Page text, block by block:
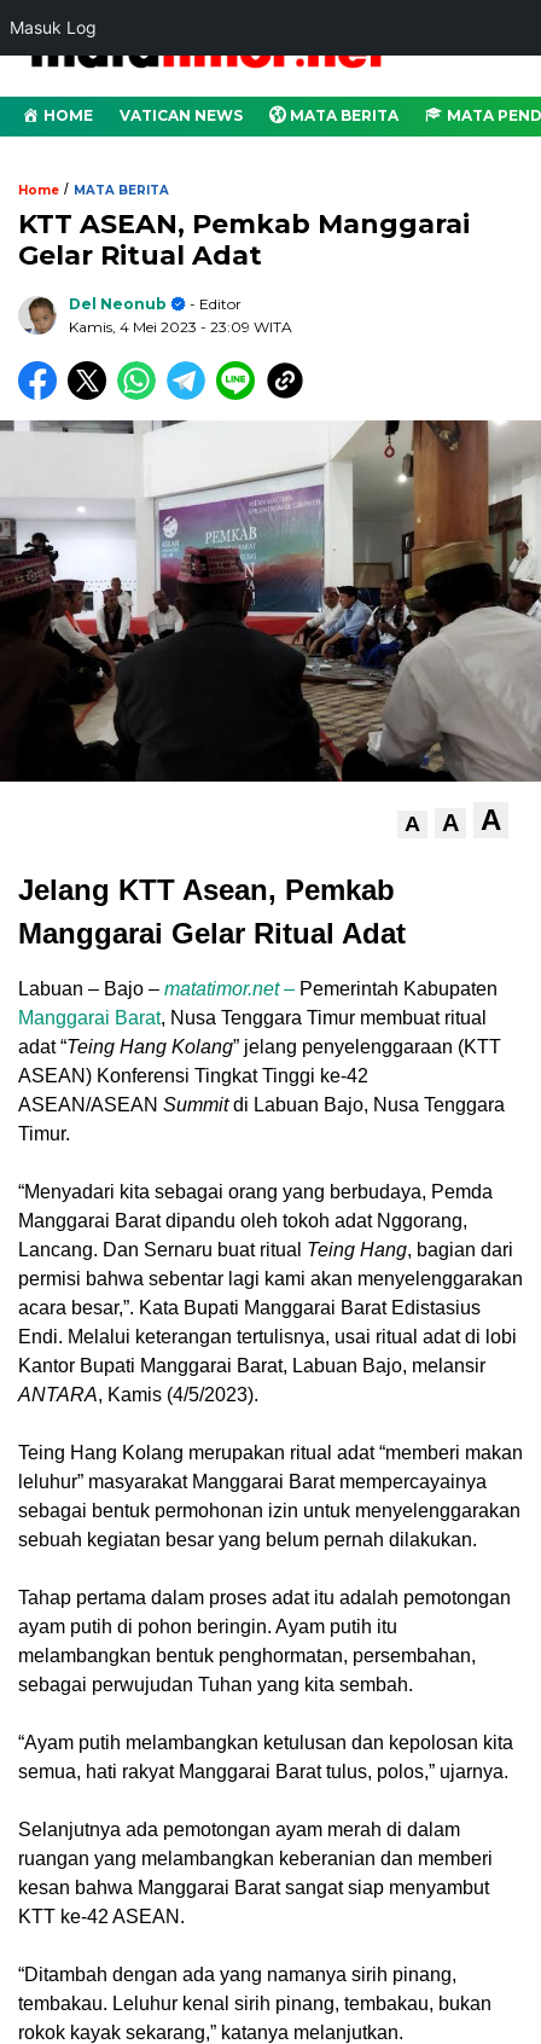
Masuk Log
HOME VATICAN NEWS MATA BERITA MATA
Home / MATA BERITA
KTT ASEAN, Pemkab Manggarai
Gelar Ritual Adat
Del Neonub
- Editor
Kamis, 4 Mei 2023 - 23:09 WITA
A A A
Jelang KTT Asean, Pemkab
Manggarai Gelar Ritual Adat
Labuan – Bajo – matatimor.net – Pemerintah Kabupaten
Manggarai Barat, Nusa Tenggara Timur membuat ritual
adat “Teing Hang Kolang” jelang penyelenggaraan (KTT
ASEAN) Konferensi Tingkat Tinggi ke-42
ASEAN/ASEAN Summitdi Labuan Bajo, Nusa Tenggara
Timur.
“Menyadari kita sebagai orang yang berbudaya, Pemda
Manggarai Barat dipandu oleh tokoh adat Nggorang,
Lancang. Dan Sernaru buat ritual Teing Hang, bagian dari
permisi bahwa sebentar lagi kami akan menyelenggarakan
acara besar,”. Kata Bupati Manggarai Barat Edistasius
Endi. Melalui keterangan tertulisnya, usai ritual adat di lobi
Kantor Bupati Manggarai Barat, Labuan Bajo, melansir
ANTARA, Kamis (4/5/2023).
Teing Hang Kolang merupakan ritual adat “memberi makan
leluhur” masyarakat Manggarai Barat mempercayainya
sebagai bentuk permohonan izin untuk menyelenggarakan
sebuah kegiatan besar yang belum pernah dilakukan.
Tahap pertama dalam proses adat itu adalah pemotongan
ayam putih di pohon beringin. Ayam putih itu
melambangkan bentuk penghormatan, persembahan,
sebagai perwujudan Tuhan yang kita sembah.
“Ayam putih melambangkan ketulusan dan kepolosan kita
semua, hati rakyat Manggarai Barat tulus, polos,” ujarnya.
Selanjutnya ada pemotongan ayam merah di dalam
ruangan yang melambangkan keberanian dan memberi
kesan bahwa Manggarai Barat sangat siap menyambut
KTT ke-42 ASEAN.
“Ditambah dengan ada yang namanya sirih pinang,
tembakau. Leluhur kenal sirih pinang, tembakau, bukan
rokok kayak sekarang,” katanya melanjutkan.